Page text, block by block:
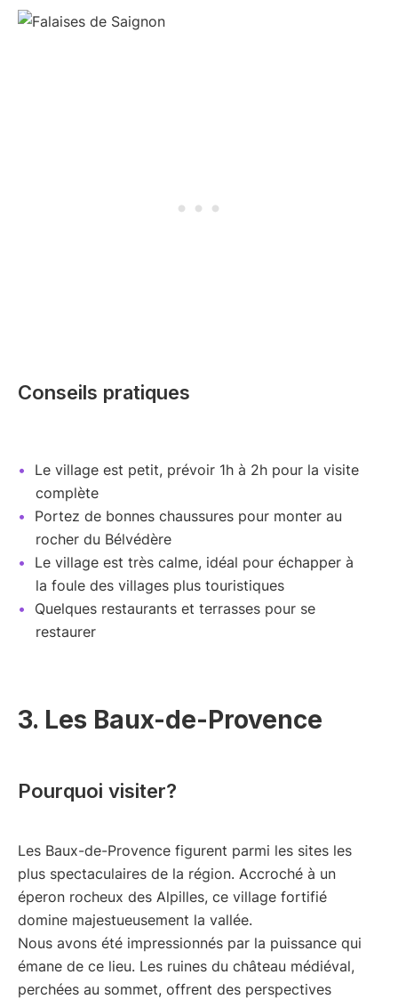
Conseils pratiques
Le village est petit, prévoir 1h à 2h pour la visite
complète
Portez de bonnes chaussures pour monter au
rocher du Bélvédère
Le village est très calme, idéal pour échapper à
la foule des villages plus touristiques
Quelques restaurants et terrasses pour se
restaurer
3. Les Baux-de-Provence
Pourquoi visiter?
Les Baux-de-Provence figurent parmi les sites les
plus spectaculaires de la région. Accroché à un
éperon rocheux des Alpilles, ce village fortifié
domine majestueusement la vallée.
Nous avons été impressionnés par la puissance qui
émane de ce lieu. Les ruines du château médiéval,
perchées au sommet, offrent des perspectives